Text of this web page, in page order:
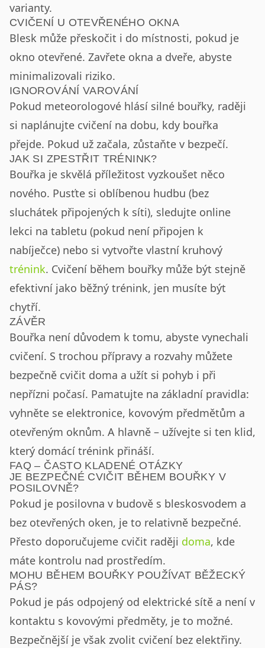
varianty.
CVIČENÍ U OTEVŘENÉHO OKNA
Blesk může přeskočit i do místnosti, pokud je
okno otevřené. Zavřete okna a dveře, abyste
minimalizovali riziko.
IGNOROVÁNÍ VAROVÁNÍ
Pokud meteorologové hlásí silné bouřky, raději
si naplánujte cvičení na dobu, kdy bouřka
přejde. Pokud už začala, zůstaňte v bezpečí.
JAK SI ZPESTŘIT TRÉNINK?
Bouřka je skvělá příležitost vyzkoušet něco
nového. Pusťte si oblíbenou hudbu (bez
sluchátek připojených k síti), sledujte online
lekci na tabletu (pokud není připojen k
nabíječce) nebo si vytvořte vlastní kruhový
trénink. Cvičení během bouřky může být stejně
efektivní jako běžný trénink, jen musíte být
chytří.
ZÁVĚR
Bouřka není důvodem k tomu, abyste vynechali
cvičení. S trochou přípravy a rozvahy můžete
bezpečně cvičit doma a užít si pohyb i při
nepřízni počasí. Pamatujte na základní pravidla:
vyhněte se elektronice, kovovým předmětům a
otevřeným oknům. A hlavně – užívejte si ten klid,
který domácí trénink přináší.
FAQ – ČASTO KLADENÉ OTÁZKY
JE BEZPEČNÉ CVIČIT BĚHEM BOUŘKY V
POSILOVNĚ?
Pokud je posilovna v budově s bleskosvodem a
bez otevřených oken, je to relativně bezpečné.
Přesto doporučujeme cvičit raději doma, kde
máte kontrolu nad prostředím.
MOHU BĚHEM BOUŘKY POUŽÍVAT BĚŽECKÝ
PÁS?
Pokud je pás odpojený od elektrické sítě a není v
kontaktu s kovovými předměty, je to možné.
Bezpečnější je však zvolit cvičení bez elektřiny.